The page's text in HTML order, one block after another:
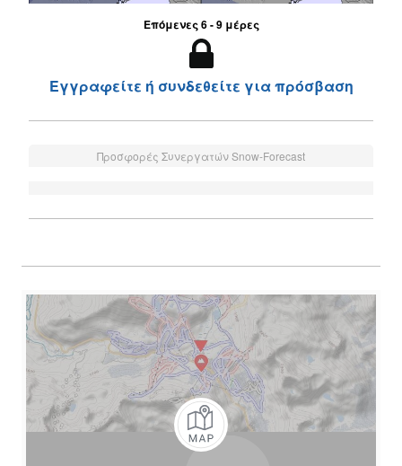
Επόμενες 6 - 9 μέρες
Εγγραφείτε ή συνδεθείτε για πρόσβαση
Προσφορές Συνεργατών Snow-Forecast